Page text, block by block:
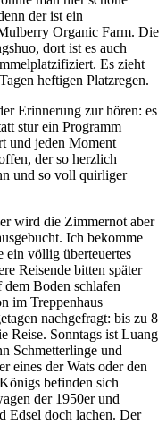
der ist ein
Organic Farm. Die
dort ist es auch
Es zieht
heftigen Platzregen.
Erinnerung zur hören: es
stur ein Programm
und jeden Moment
der so herzlich
und so voll quirliger
wird die Zimmernot aber
Ich bekomme
ein völlig überteuertes
Reisende bitten später
dem Boden schlafen
im Treppenhaus
nachgefragt: bis zu 8
Reise. Sonntags ist Luang
Schmetterlinge und
eines der Wats oder den
befinden sich
der 1950er und
Edsel doch lachen. Der